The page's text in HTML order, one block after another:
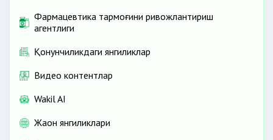
Фармацевтика тармоғини ривожлантириш
агентлиги
Қонунчиликдаги янгиликлар
Видео контентлар
Wakil AI
Жаҳон янгиликлари